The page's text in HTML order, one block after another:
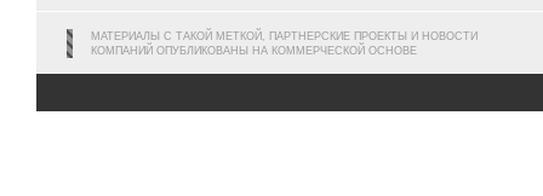
МАТЕРИАЛЫ С ТАКОЙ МЕТКОЙ, ПАРТНЕРСКИЕ ПРОЕКТЫ И НОВОСТИ
КОМПАНИЙ ОПУБЛИКОВАНЫ НА КОММЕРЧЕСКОЙ ОСНОВЕ